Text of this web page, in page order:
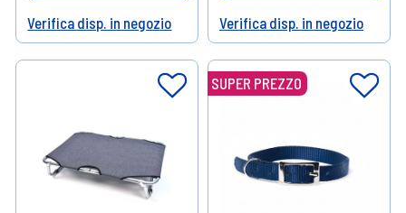
Help
Verifica disp. in negozio
Help
Verifica disp. in negozio
SUPER PREZZO